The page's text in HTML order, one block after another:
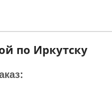
по Иркутску